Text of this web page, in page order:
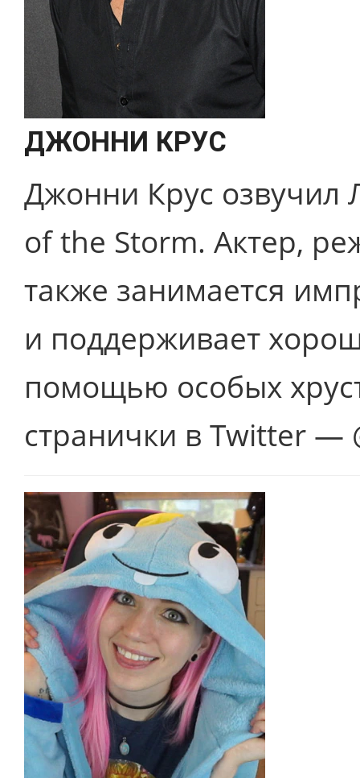
ДЖОННИ КРУС
Джонни Крус озвучил
of the Storm. Актер,
также занимается
и поддерживает
помощью особых
странички в Twitter —